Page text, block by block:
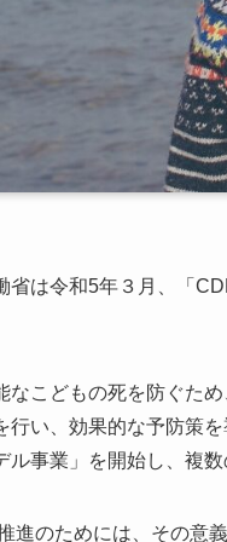
省は令和5年３月、「
なこどもの死を防ぐた
行い、効果的な予防策
ル事業」を開始し、複
進のためには、その意